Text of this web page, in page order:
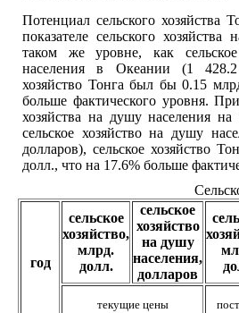
Потенциал сельского хозяйства
показателе сельского
таком же уровне, как
населения в Океании (1 428.2
хозяйство Тонга был бы 0.15
больше фактического уровня. При
хозяйства на душу населения
сельское хозяйство на душу
долларов), сельское хозяйство
долл., что на 17.6% больше
год
сельское
хозяйство,
млрд.
долл.
сельское
хозяйство
на душу
населения,
долларов
текущие цены